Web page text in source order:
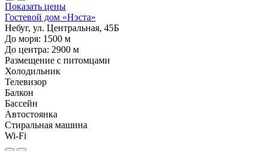
Показать цены
Гостевой дом «Нэста»
Небуг, ул. Центральная, 45Б
До моря: 1500 м
До центра: 2900 м
Размещение с питомцами
Холодильник
Телевизор
Балкон
Бассейн
Автостоянка
Стиральная машина
Wi-Fi